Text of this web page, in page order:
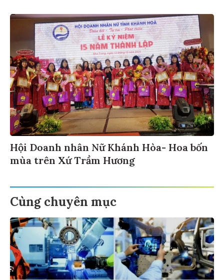
Hội Doanh nhân Nữ Khánh Hòa- Hoa bốn
mùa trên Xứ Trầm Hương
Cùng chuyên mục